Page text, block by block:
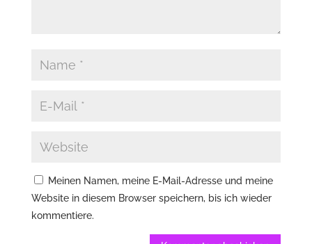
Meinen Namen, meine E-Mail-Adresse und meine
Website in diesem Browser speichern, bis ich wieder
kommentiere.